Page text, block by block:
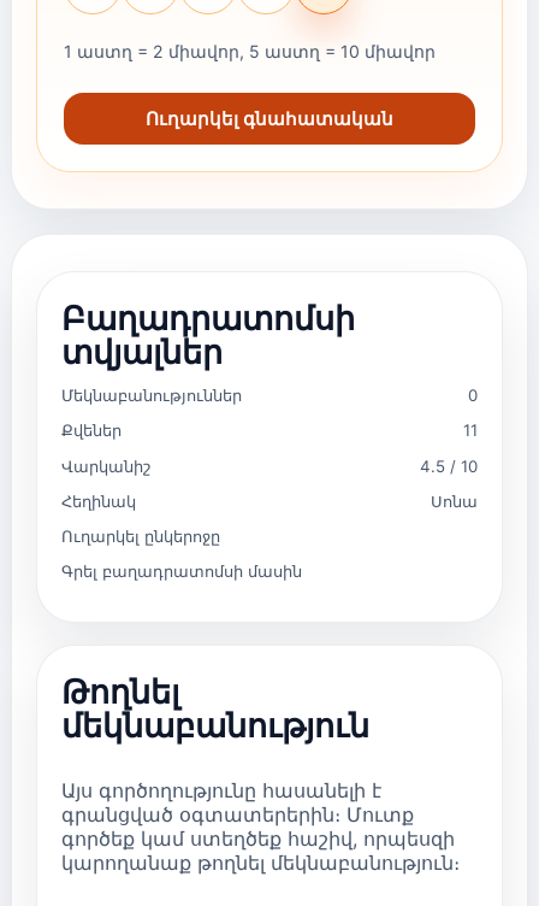
1 աստղ = 2 միավոր, 5 աստղ = 10 միավոր
Ուղարկել գնահատական
Բաղադրատոմսի
տվյալներ
Մեկնաբանություններ
0
Քվեներ
11
Վարկանիշ
4.5 / 10
Հեղինակ
Սոնա
Ուղարկել ընկերոջը
Գրել բաղադրատոմսի մասին
Թողնել
մեկնաբանություն
Այս գործողությունը հասանելի է
գրանցված օգտատերերին։ Մուտք
գործեք կամ ստեղծեք հաշիվ, որպեսզի
կարողանաք թողնել մեկնաբանություն։